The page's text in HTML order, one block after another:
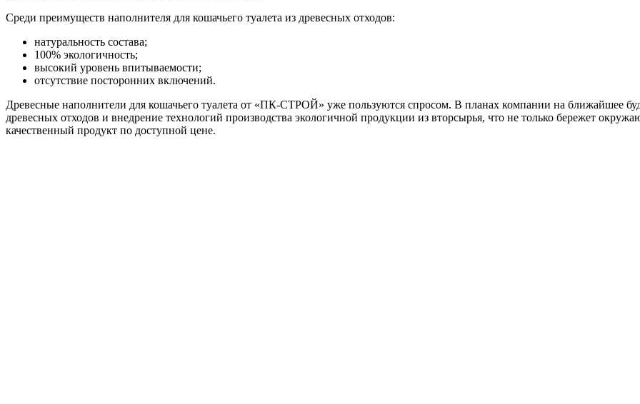
Среди преимуществ наполнителя для кошачьего туалета из древесных отходов:
натуральность состава;
100% экологичность;
высокий уровень впитываемости;
отсутствие посторонних включений.
Древесные наполнители для кошачьего туалета от «ПК-СТРОЙ» уже пользуются спросом. В планах компании на ближайшее
древесных отходов и внедрение технологий производства экологичной продукции из вторсырья, что не только бережет
качественный продукт по доступной цене.